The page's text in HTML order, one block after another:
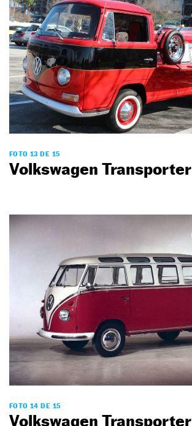
FOTO 13 DE 15
Volkswagen Transporter
FOTO 14 DE 15
Volkswagen Transporter